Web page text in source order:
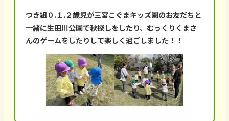
つき組０.１.２歳児が三宮こぐまキッズ園のお友だちと
一緒に生田川公園で秋探しをしたり、むっくりくまさ
んのゲームをしたりして楽しく過ごしました！！